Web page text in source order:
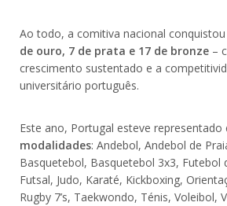
Ao todo, a comitiva nacional conquistou
de ouro, 7 de prata e 17 de bronze –
crescimento sustentado e a
universitário português.
Este ano, Portugal esteve representado
modalidades: Andebol, Andebol de
Basquetebol, Basquetebol 3x3, Futebol
Futsal, Judo, Karaté, Kickboxing,
Rugby 7’s, Taekwondo, Ténis, Voleibol,